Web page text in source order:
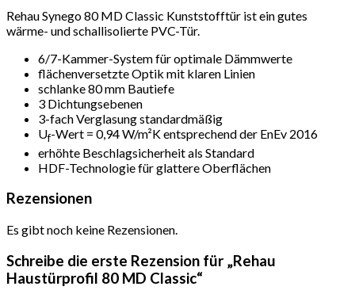
Rehau Synego 80 MD Classic Kunststofftür ist ein gutes
wärme- und schallisolierte PVC-Tür.
6/7-Kammer-System für optimale Dämmwerte
flächenversetzte Optik mit klaren Linien
schlanke 80 mm Bautiefe
3 Dichtungsebenen
3-fach Verglasung standardmäßig
Uf-Wert = 0,94 W/m²K entsprechend der EnEv 2016
erhöhte Beschlagsicherheit als Standard
HDF-Technologie für glattere Oberflächen
Rezensionen
Es gibt noch keine Rezensionen.
Schreibe die erste Rezension für „Rehau
Haustürprofil 80 MD Classic“